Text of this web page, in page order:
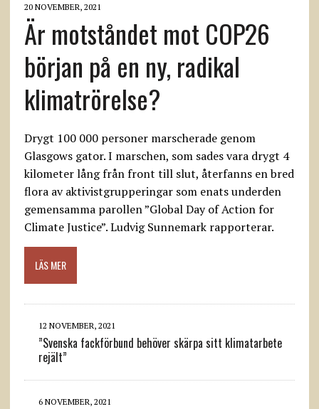
20 NOVEMBER, 2021
Är motståndet mot COP26
början på en ny, radikal
klimatrörelse?
Drygt 100 000 personer marscherade genom
Glasgows gator. I marschen, som sades vara drygt 4
kilometer lång från front till slut, återfanns en bred
flora av aktivistgrupperingar som enats underden
gemensamma parollen ”Global Day of Action for
Climate Justice”. Ludvig Sunnemark rapporterar.
LÄS MER
12 NOVEMBER, 2021
”Svenska fackförbund behöver skärpa sitt klimatarbete
rejält”
6 NOVEMBER, 2021